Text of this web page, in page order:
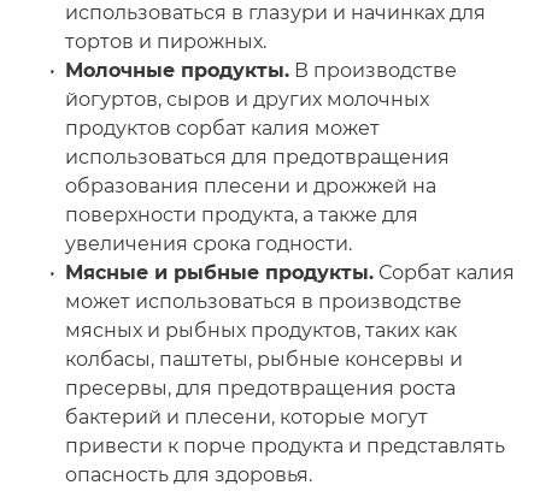
использоваться в глазури и начинках для
тортов и пирожных.
Молочные продукты.В производстве
йогуртов, сыров и других молочных
продуктов сорбат калия может
использоваться для предотвращения
образования плесени и дрожжей на
поверхности продукта, а также для
увеличения срока годности.
Мясные и рыбные продукты.Сорбат калия
может использоваться в производстве
мясных и рыбных продуктов, таких как
колбасы, паштеты, рыбные консервы и
пресервы, для предотвращения роста
бактерий и плесени, которые могут
привести к порче продукта и представлять
опасность для здоровья.